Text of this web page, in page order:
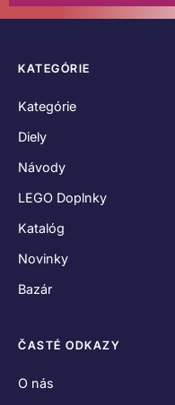
KATEGÓRIE
Kategórie
Diely
Návody
LEGO Doplnky
Katalóg
Novinky
Bazár
ČASTÉ ODKAZY
O nás